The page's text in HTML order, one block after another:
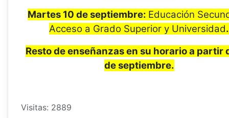
Martes 10 de septiembre: Educación
Acceso a Grado Superior y Universidad.
Resto de enseñanzas en su horario a partir
de septiembre.
Visitas: 2889